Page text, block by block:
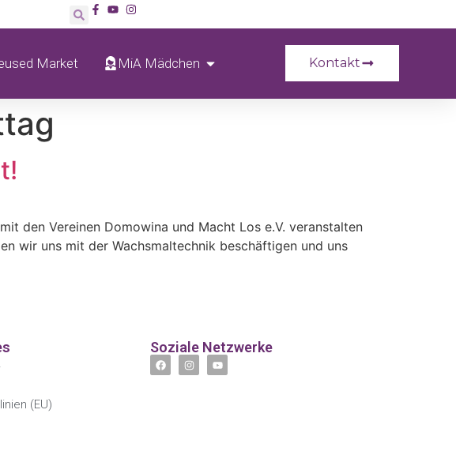
Market MiA Mädchen Kontakt
den Vereinen Domowina und Macht Los e.V. veranstalten
wir uns mit der Wachsmaltechnik beschäftigen und uns
(EU)
Soziale Netzwerke